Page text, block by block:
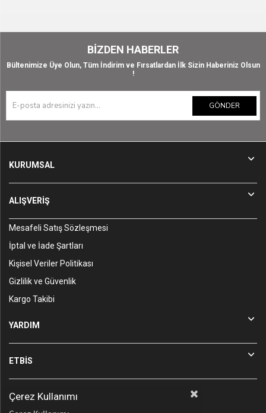
BIZDEN HABERLER
Bültenimize Üye Olun, Tüm İndirim ve Fırsatlardan İlk Sizin Haberiniz Olsun
!
GÖNDER
KURUMSAL
ALIŞVERİŞ
Mesafeli Satış Sözleşmesi
İptal ve İade Şartları
Kişisel Veriler Politikası
Gizlilik ve Güvenlik
Kargo Takibi
YARDIM
ETBİS
Çerez Kullanımı